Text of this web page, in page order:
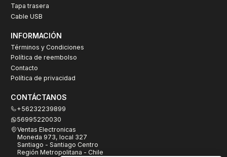
Tapa trasera
Cable USB
INFORMACIÓN
Términos y Condiciones
Política de reembolso
Contacto
Política de privacidad
CONTÁCTANOS
+56232239899
56995220030
Ventas Electronicas
Moneda 973, local 327
Santiago - Santiago Centro
Región Metropolitana - Chile